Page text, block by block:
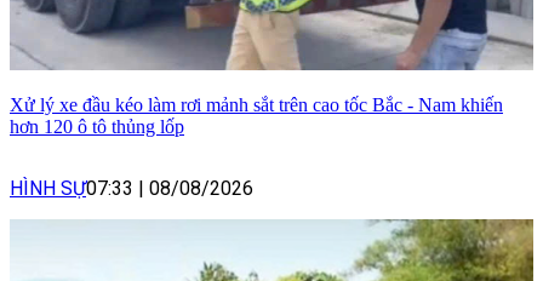
Xử lý xe đầu kéo làm rơi mảnh sắt trên cao tốc Bắc - Nam khiến
hơn 120 ô tô thủng lốp
HÌNH SỰ07:33 08/08/2026